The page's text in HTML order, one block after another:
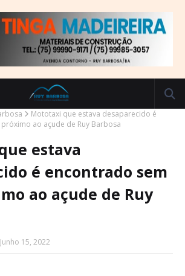
Mototaxi que estava desaparecido é
ao açude de Ruy Barbosa
estava
é encontrado sem
ao açude de Ruy
Junho 15, 2022